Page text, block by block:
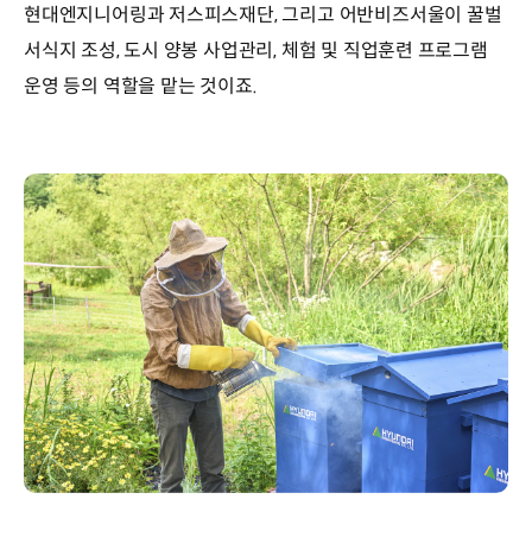
현대엔지니어링과 저스피스재단, 그리고 어반비즈서울이 꿀벌
서식지 조성, 도시 양봉 사업관리, 체험 및 직업훈련 프로그램
운영 등의 역할을 맡는 것이죠.